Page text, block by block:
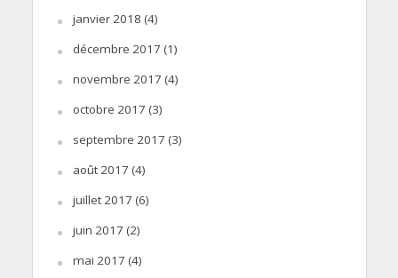
janvier 2018 (4)
décembre 2017 (1)
novembre 2017 (4)
octobre 2017 (3)
septembre 2017 (3)
août 2017 (4)
juillet 2017 (6)
juin 2017 (2)
mai 2017 (4)